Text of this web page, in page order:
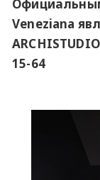
Veneziana
15-64